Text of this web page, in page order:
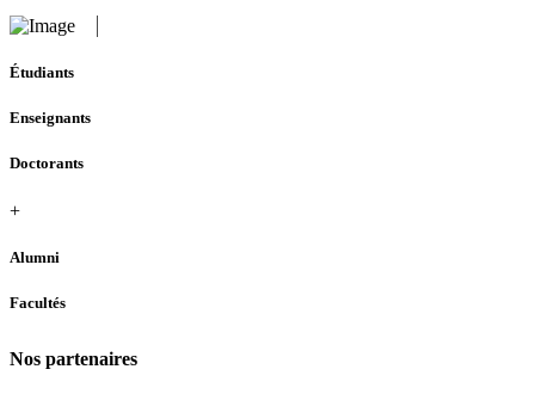
Étudiants
Enseignants
Doctorants
+
Alumni
Facultés
Nos partenaires